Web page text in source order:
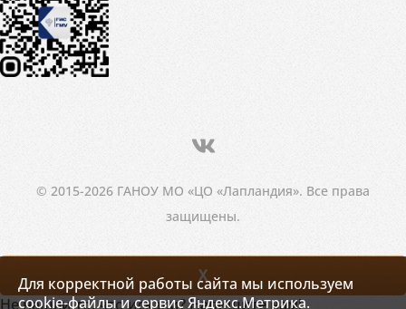
© 2015-2026 ГАНОУ МО «ЦО «Лапландия». Все права
защищены.
Для корректной работы сайта мы используем
cookie-файлы и сервис Яндекс.Метрика.
X
Не нашли то, что искали? Напишите нам!